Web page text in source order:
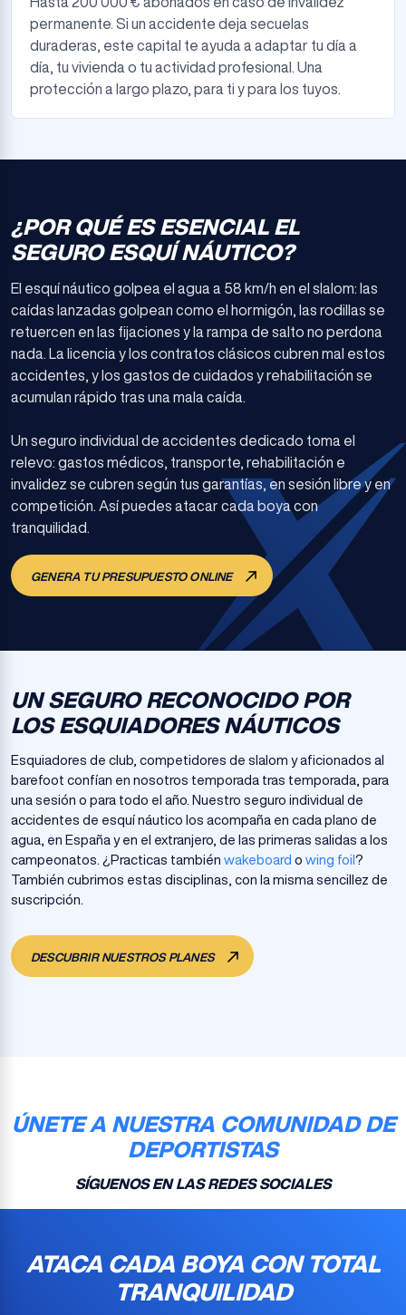
permanente. Si un accidente deja secuelas
duraderas, este capital te ayuda a adaptar tu día a
día, tu vivienda o tu actividad profesional. Una
protección a largo plazo, para ti y para los tuyos.
¿POR QUÉ ES ESENCIAL EL
SEGURO ESQUÍ NÁUTICO?
El esquí náutico golpea el agua a 58 km/h en el slalom: las
caídas lanzadas golpean como el hormigón, las rodillas se
retuercen en las fijaciones y la rampa de salto no perdona
nada. La licencia y los contratos clásicos cubren mal estos
accidentes, y los gastos de cuidados y rehabilitación se
acumulan rápido tras una mala caída.
Un seguro individual de accidentes dedicado toma el
relevo: gastos médicos, transporte, rehabilitación e
invalidez se cubren según tus garantías, en sesión libre y en
competición. Así puedes atacar cada boya con
tranquilidad.
GENERA TU PRESUPUESTO ONLINE
UN SEGURO RECONOCIDO POR
LOS ESQUIADORES NÁUTICOS
Esquiadores de club, competidores de slalom y aficionados al
barefoot confían en nosotros temporada tras temporada, para
una sesión o para todo el año. Nuestro seguro individual de
accidentes de esquí náutico los acompaña en cada plano de
agua, en España y en el extranjero, de las primeras salidas a los
campeonatos. ¿Practicas también wakeboard o wing foil ?
También cubrimos estas disciplinas, con la misma sencillez de
suscripción.
DESCUBRIR NUESTROS PLANES
ÚNETE A NUESTRA COMUNIDAD DE
DEPORTISTAS
SÍGUENOS EN LAS REDES SOCIALES
ATACA CADA BOYA CON TOTAL
TRANQUILIDAD